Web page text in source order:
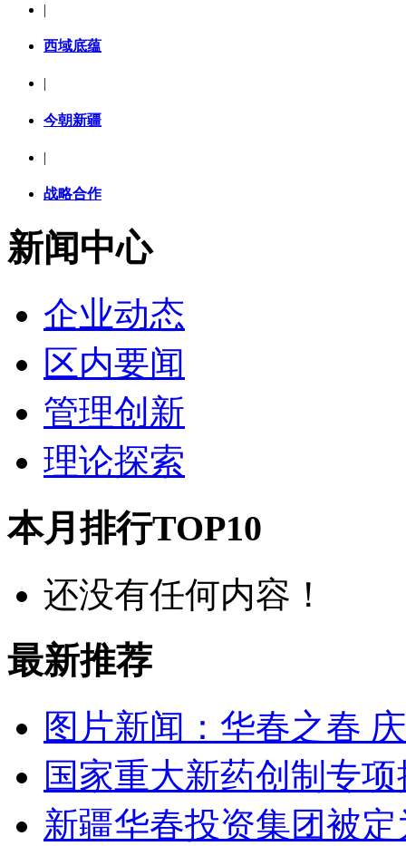
|
西域底蕴
|
今朝新疆
|
战略合作
新闻中心
企业动态
区内要闻
管理创新
理论探索
本月排行TOP10
还没有任何内容！
最新推荐
图片新闻：华春之春
国家重大新药创制专
新疆华春投资集团被